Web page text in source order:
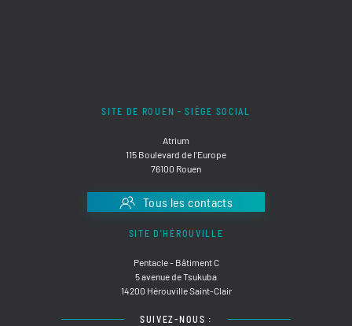
SITE DE ROUEN - SIÈGE SOCIAL
Atrium
115 Boulevard de l'Europe
76100 Rouen
Tous les contacts
SITE D'HÉROUVILLE
Pentacle - Bâtiment C
5 avenue de Tsukuba
14200 Hérouville Saint-Clair
SUIVEZ-NOUS :